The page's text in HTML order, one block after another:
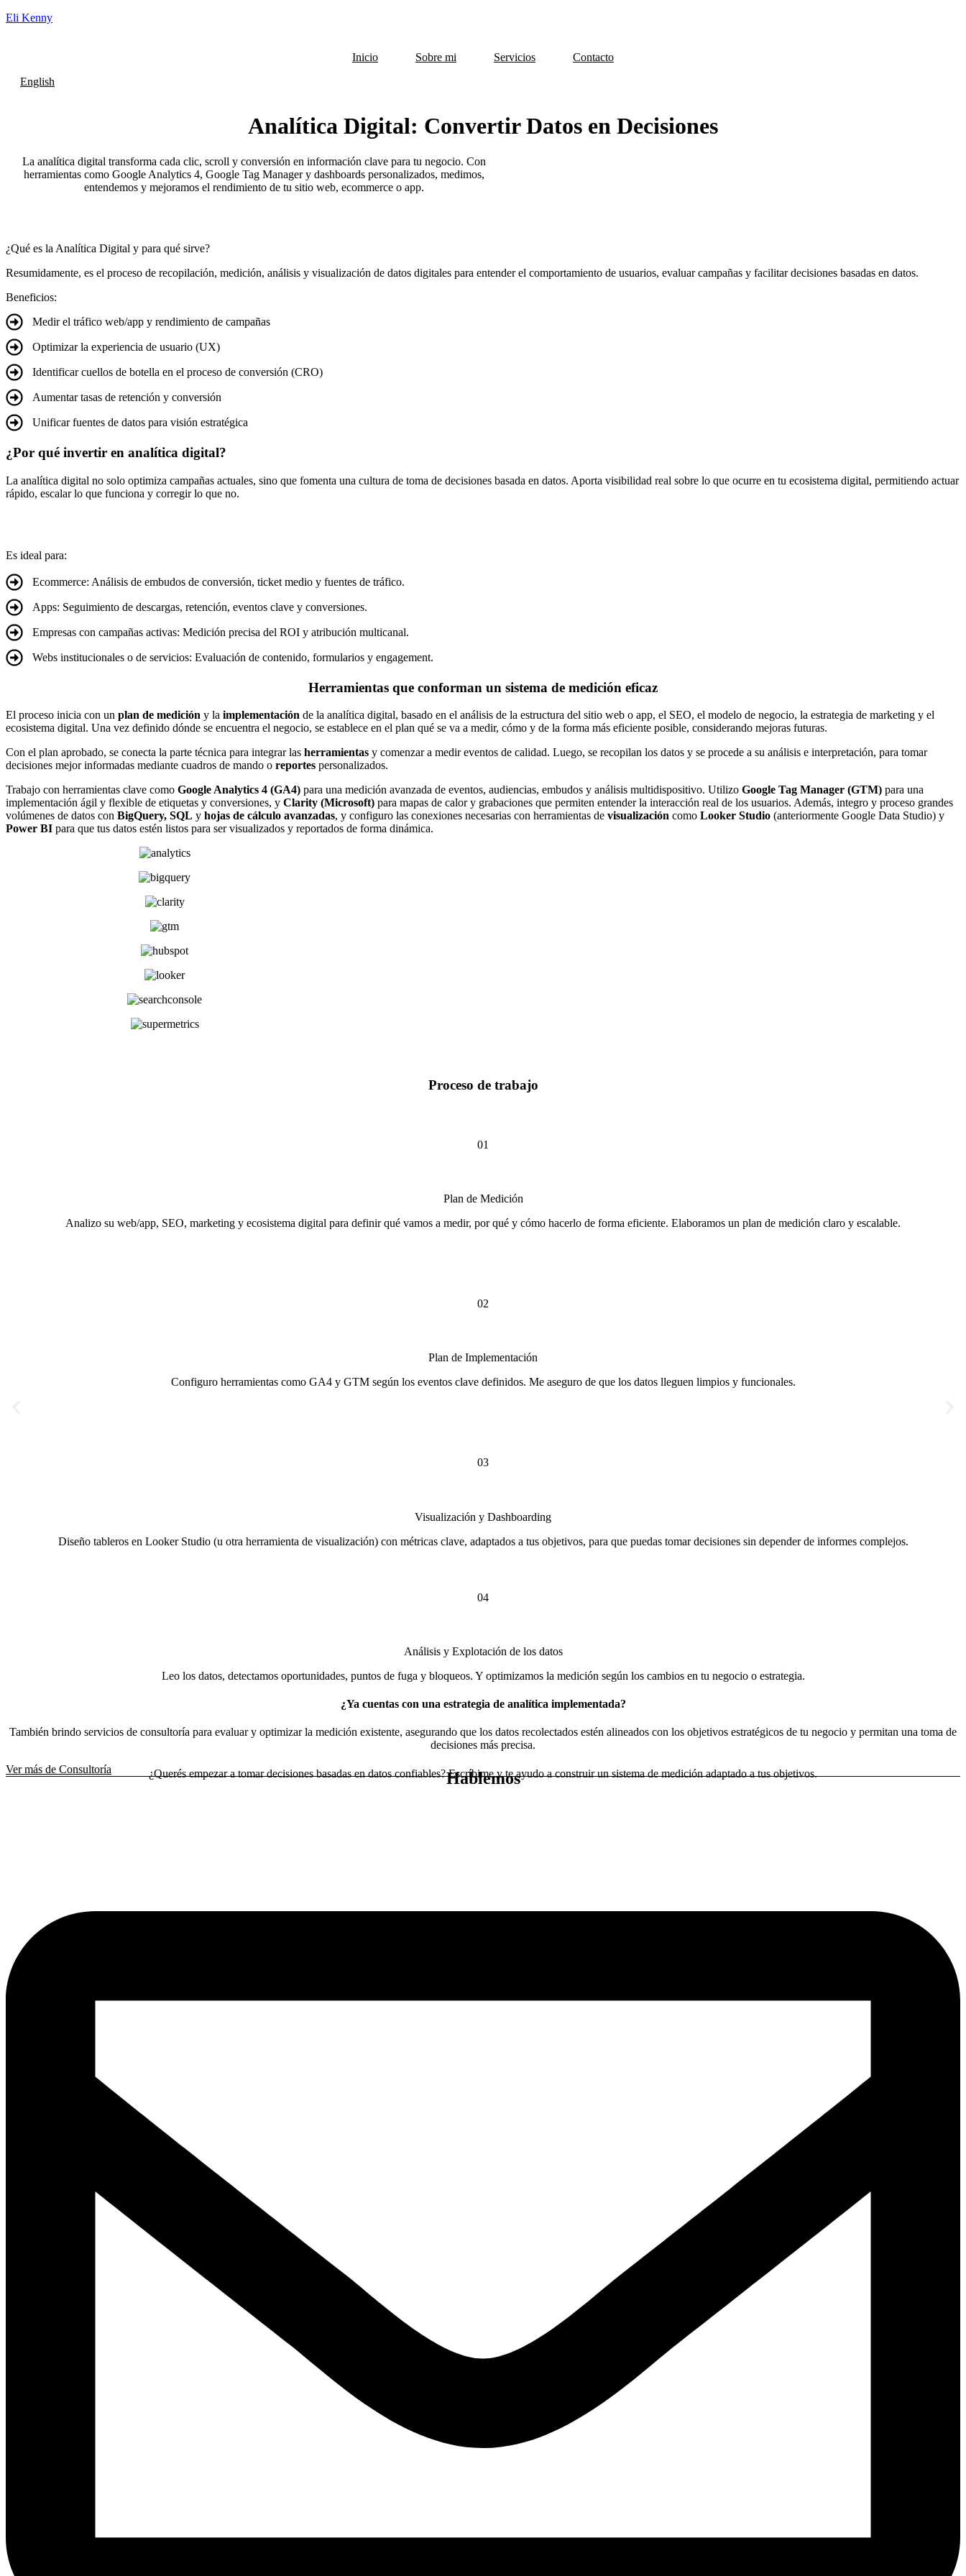
Eli Kenny
Inicio Sobre mi Servicios
Contacto
English
Analítica Digital: Convertir Datos en Decisiones
La analítica digital transforma cada clic, scroll y conversión en información clave para tu negocio. Con
herramientas como Google Analytics 4, Google Tag Manager y dashboards personalizados, medimos,
entendemos y mejoramos el rendimiento de tu sitio web, ecommerce o app.
¿Qué es la Analítica Digital y para qué sirve?
Resumidamente, es el proceso de recopilación, medición, análisis y visualización de datos digitales para entender el comportamiento de usuarios, evaluar campañas y facilitar decisiones basadas en datos.
Beneficios:
Medir el tráfico web/app y rendimiento de campañas
Optimizar la experiencia de usuario (UX)
Identificar cuellos de botella en el proceso de conversión (CRO)
Aumentar tasas de retención y conversión
Unificar fuentes de datos para visión estratégica
¿Por qué invertir en analítica digital?
La analítica digital no solo optimiza campañas actuales, sino que fomenta una cultura de toma de decisiones basada en datos. Aporta visibilidad real sobre lo que ocurre en tu ecosistema digital, permitiendo actuar
rápido, escalar lo que funciona y corregir lo que no.
Es ideal para:
Ecommerce: Análisis de embudos de conversión, ticket medio y fuentes de tráfico.
Apps: Seguimiento de descargas, retención, eventos clave y conversiones.
Empresas con campañas activas: Medición precisa del ROI y atribución multicanal.
Webs institucionales o de servicios: Evaluación de contenido, formularios y engagement.
Herramientas que conforman un sistema de medición eficaz
El proceso inicia con un plan de medición y la implementación de la analítica digital, basado en el análisis de la estructura del sitio web o app, el SEO, el modelo de negocio, la estrategia de marketing y el
ecosistema digital. Una vez definido dónde se encuentra el negocio, se establece en el plan qué se va a medir, cómo y de la forma más eficiente posible, considerando mejoras futuras.
Con el plan aprobado, se conecta la parte técnica para integrar las herramientas y comenzar a medir eventos de calidad. Luego, se recopilan los datos y se procede a su análisis e interpretación, para tomar
decisiones mejor informadas mediante cuadros de mando o reportes personalizados.
Trabajo con herramientas clave como Google Analytics 4 (GA4) para una medición avanzada de eventos, audiencias, embudos y análisis multidispositivo. Utilizo Google Tag Manager (GTM) para una
implementación ágil y flexible de etiquetas y conversiones, y Clarity (Microsoft) para mapas de calor y grabaciones que permiten entender la interacción real de los usuarios. Además, integro y proceso grandes
volúmenes de datos con BigQuery, SQL y hojas de cálculo avanzadas, y configuro las conexiones necesarias con herramientas de visualización como Looker Studio (anteriormente Google Data Studio) y
Power BI para que tus datos estén listos para ser visualizados y reportados de forma dinámica.
Proceso de trabajo
01
Plan de Medición
Analizo su web/app, SEO, marketing y ecosistema digital para definir qué vamos a medir, por qué y cómo hacerlo de forma eficiente. Elaboramos un plan de medición claro y escalable.
02
Plan de Implementación
Configuro herramientas como GA4 y GTM según los eventos clave definidos. Me aseguro de que los datos lleguen limpios y funcionales.
03
Visualización y Dashboarding
Diseño tableros en Looker Studio (u otra herramienta de visualización) con métricas clave, adaptados a tus objetivos, para que puedas tomar decisiones sin depender de informes complejos.
04
Análisis y Explotación de los datos
Leo los datos, detectamos oportunidades, puntos de fuga y bloqueos. Y optimizamos la medición según los cambios en tu negocio o estrategia.
¿Ya cuentas con una estrategia de analítica implementada?
También brindo servicios de consultoría para evaluar y optimizar la medición existente, asegurando que los datos recolectados estén alineados con los objetivos estratégicos de tu negocio y permitan una toma de
decisiones más precisa.
Ver más de Consultoría
Hablemos
¿Querés empezar a tomar decisiones basadas en datos confiables? Escríbime y te ayudo a construir un sistema de medición adaptado a tus objetivos.